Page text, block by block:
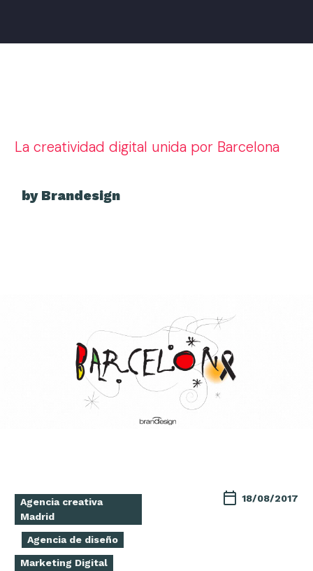
La creatividad digital unida por Barcelona
by Brandesign
Agencia creativa
Madrid
Agencia de diseño
Marketing Digital
18/08/2017